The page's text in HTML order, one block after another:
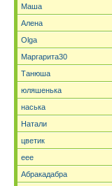
Маша
Алена
Olga
Маргарита30
Танюша
юляшенька
наська
Натали
цветик
eee
Абракадабра